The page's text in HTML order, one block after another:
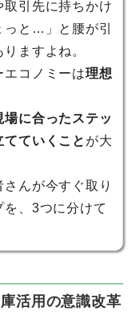
取引先に持ちかけ
っと…」と腰が引
ますよね。
エコノミーは理想
場に合ったステッ
ていくこと が大
んが今すぐ取り
、3つに分けて
活用の意識改革